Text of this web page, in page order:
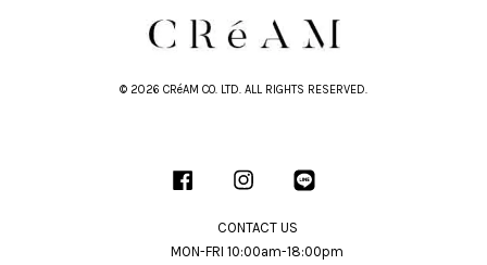
© 2026 CRéAM CO. LTD. ALL RIGHTS RESERVED.
Facebook Instagram
CONTACT US
MON-FRI 10:00am-18:00pm